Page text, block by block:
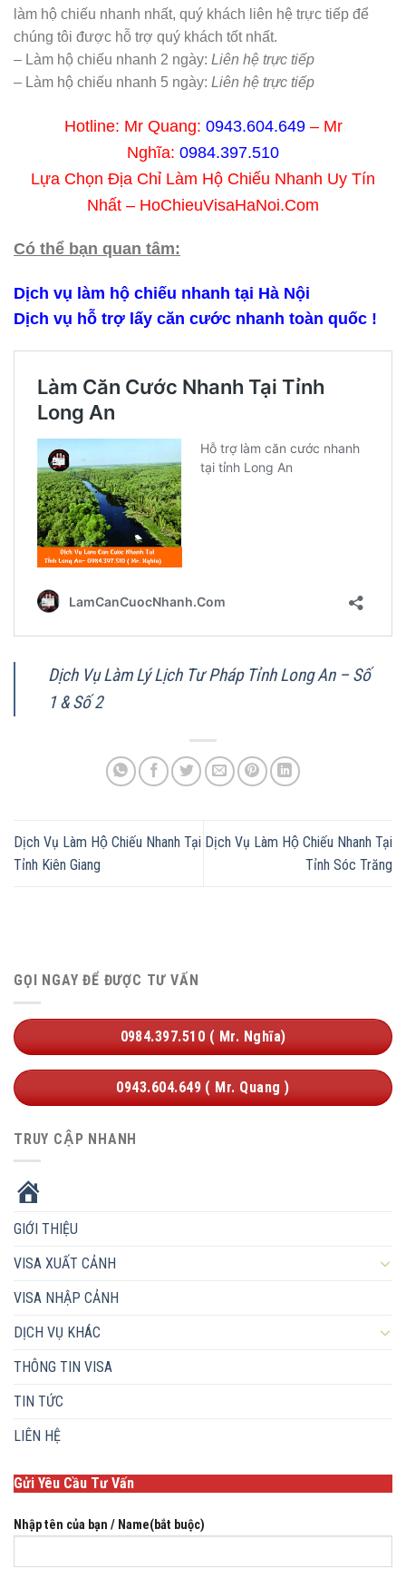
làm hộ chiếu nhanh nhất, quý khách liên hệ trực tiếp để
chúng tôi được hỗ trợ quý khách tốt nhất.
– Làm hộ chiếu nhanh 2 ngày: Liên hệ trực tiếp
– Làm hộ chiếu nhanh 5 ngày: Liên hệ trực tiếp
Hotline: Mr Quang: 0943.604.649– Mr
Nghĩa: 0984.397.510
Lựa Chọn Địa Chỉ Làm Hộ Chiếu Nhanh Uy Tín
Nhất – HoChieuVisaHaNoi.Com
Có thể bạn quan tâm:
Dịch vụ làm hộ chiếu nhanh tại Hà Nội
Dịch vụ hỗ trợ lấy căn cước nhanh toàn quốc !
Dịch Vụ Làm Lý Lịch Tư Pháp Tỉnh Long An – Số
1 & Số 2
Dịch Vụ Làm Hộ Chiếu Nhanh Tại
Tỉnh Kiên Giang
Dịch Vụ Làm Hộ Chiếu Nhanh Tại
Tỉnh Sóc Trăng
GỌI NGAY ĐỂ ĐƯỢC TƯ VẤN
0984.397.510 ( Mr. Nghĩa)
0943.604.649 ( Mr. Quang )
TRUY CẬP NHANH
GIỚI THIỆU
VISA XUẤT CẢNH
VISA NHẬP CẢNH
DỊCH VỤ KHÁC
THÔNG TIN VISA
TIN TỨC
LIÊN HỆ
Gửi Yêu Cầu Tư Vấn
Nhập tên của bạn / Name(bắt buộc)